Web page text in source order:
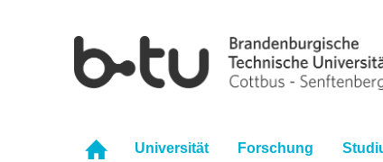
Universität Forschung